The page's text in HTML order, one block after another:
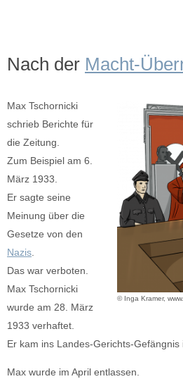
Nach der Macht-
© Inga Kramer,
Max Tschornicki
schrieb Berichte für
die Zeitung.
Zum Beispiel am 6.
März 1933.
Er sagte seine
Meinung über die
Gesetze von den
Nazis
Das war verboten.
Max Tschornicki
wurde am 28. März
1933 verhaftet.
Er kam ins Landes-Gerichts-Gefängnis
Max wurde im April entlassen.